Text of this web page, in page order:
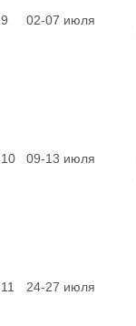
9 02-07 июля
10 09-13 июля
11 24-27 июля